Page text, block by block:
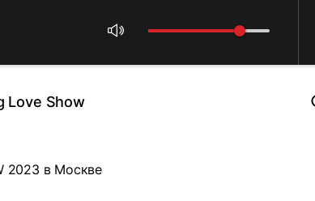
Love Show
2023 в Москве